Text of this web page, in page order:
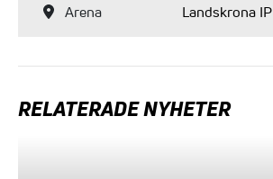
Arena Landskrona IP
RELATERADE NYHETER